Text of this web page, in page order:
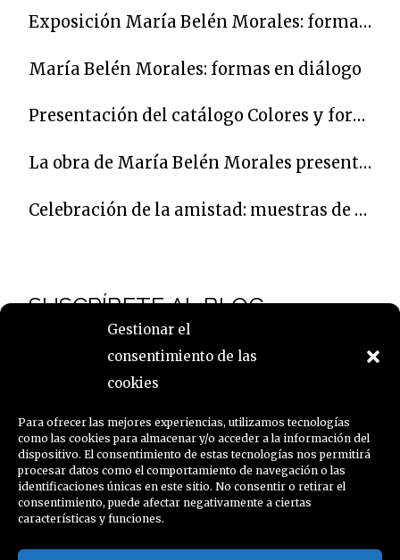
Gestionar el
consentimiento de las
cookies
Para ofrecer las mejores experiencias, utilizamos tecnologías
como las cookies para almacenar y/o acceder a la información del
dispositivo. El consentimiento de estas tecnologías nos permitirá
procesar datos como el comportamiento de navegación o las
identificaciones únicas en este sitio. No consentir o retirar el
consentimiento, puede afectar negativamente a ciertas
características y funciones.
Exposición María Belén Morales: formas en diálogo
María Belén Morales: formas en diálogo
Presentación del catálogo Colores y formas para un poeta
La obra de María Belén Morales presente en una muestra que homenajea en Córdoba al poeta Carlos Clementson
Celebración de la amistad: muestras de Caroline Krabbe, Pepa Izquierdo y Jacinto Lara
SUSCRÍBETE AL BLOG
Email